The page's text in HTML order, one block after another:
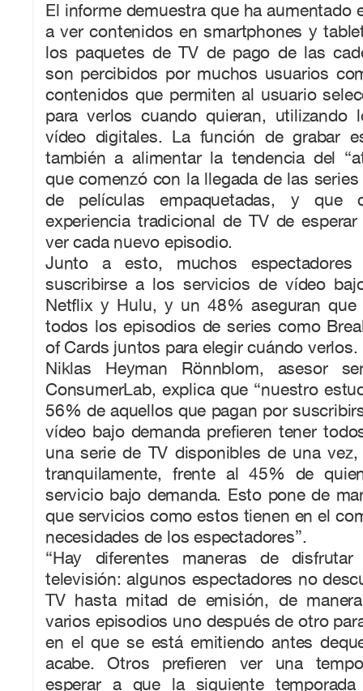
El informe demuestra que ha aumentado
a ver contenidos en smartphones y
los paquetes de TV de pago de las
son percibidos por muchos usuarios
contenidos que permiten al usuario
para verlos cuando quieran, utilizando
vídeo digitales. La función de grabar
también a alimentar la tendencia del
que comenzó con la llegada de las
de películas empaquetadas, y que
experiencia tradicional de TV de
ver cada nuevo episodio.
Junto a esto, muchos
suscribirse a los servicios de vídeo
Netflix y Hulu, y un 48% aseguran que
todos los episodios de series como
of Cards juntos para elegir cuándo verlos.
Niklas Heyman Rönnblom, asesor
ConsumerLab, explica que “nuestro
56% de aquellos que pagan por
vídeo bajo demanda prefieren tener
una serie de TV disponibles de una
tranquilamente, frente al 45% de
servicio bajo demanda. Esto pone de
que servicios como estos tienen en el
necesidades de los espectadores”.
“Hay diferentes maneras de disfrutar
televisión: algunos espectadores no
TV hasta mitad de emisión, de
varios episodios uno después de otro
en el que se está emitiendo antes
acabe. Otros prefieren ver una
esperar a que la siguiente temporada